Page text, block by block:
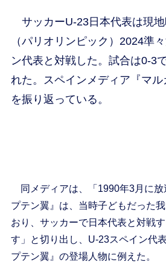
サッカーU-23日本代表は現
（パリオリンピック）2024準
ン代表と対戦した。試合は0-3
れた。スペインメディア『マ
を振り返っている。
同メディアは、「1990年3月に放
プテン翼』は、当時子どもだった
おり、サッカーで日本代表と対戦
す」と切り出し、U-23スペイン代
プテン翼』の登場人物に例えた。